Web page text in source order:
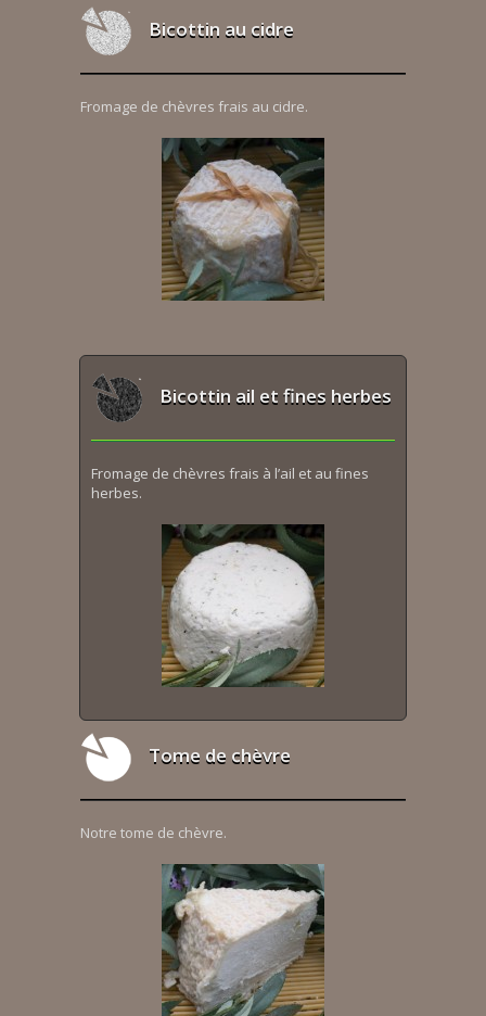
Bicottin au cidre
Fromage de chèvres frais au cidre.
Bicottin ail et fines herbes
Fromage de chèvres frais à l’ail et au fines
herbes.
Tome de chèvre
Notre tome de chèvre.